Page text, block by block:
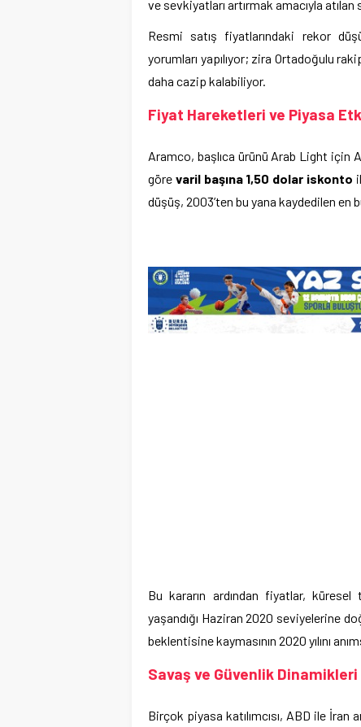
ve sevkiyatları artırmak amacıyla
Resmi satış fiyatlarındaki rekor
yorumları yapılıyor; zira Ortadoğulu
daha cazip kalabiliyor.
Fiyat Hareketleri ve Piyasa
Aramco, başlıca ürünü Arab Light için
göre varil başına 1,50 dolar iskonto
düşüş, 2003’ten bu yana kaydedilen en
Bu kararın ardından fiyatlar,
yaşandığı Haziran 2020 seviyelerine
beklentisine kaymasının 2020 yılını
Savaş ve Güvenlik Dinamikleri
Birçok piyasa katılımcısı, ABD ile İran